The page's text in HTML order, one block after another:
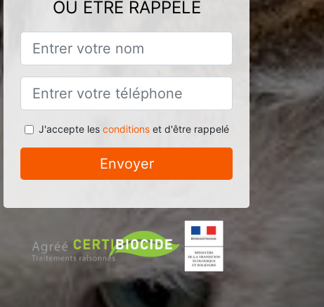
OU ÊTRE RAPPELÉ
J'accepte les conditionset d'être rappelé
Envoyer